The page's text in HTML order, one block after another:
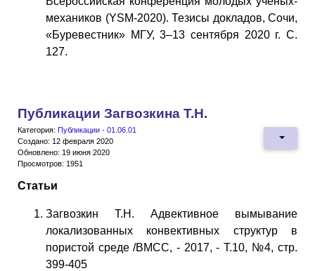
механиков (YSM-2020). Тезисы докладов, Сочи,
«Буревестник» МГУ, 3–13 сентября 2020 г. С.
127.
Публикации Загвозкина Т.Н.
Категория: Публикации - 01.06.01
Создано: 12 февраля 2020
Обновлено: 19 июня 2020
Просмотров: 1951
Статьи
Загвозкин Т.Н. Адвективное вымывание
локализованных конвективных структур в
пористой среде /ВМСС, - 2017, - T.10, №4, стр.
399-405